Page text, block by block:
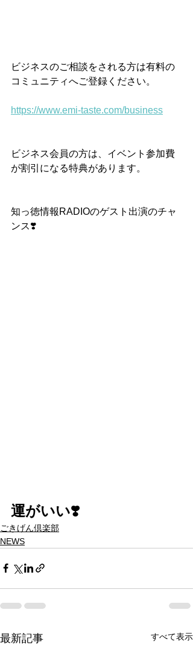
ビジネスのご相談をされる方は有料の
コミュニティへご登録ください。
https://www.emi-taste.com/business
ビジネス会員の方は、イベント参加費
が割引になる特典があります。
知っ徳情報RADIOのゲスト出演のチャ
ンス❣️
運がいい❣️
ごきげん倶楽部
NEWS
最新記事 すべて表示